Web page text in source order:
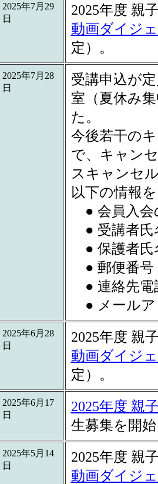
2025年7月29
日
2025年度 親
動画ダイジ
定）。
2025年7月28
日
受講申込が
室（夏休み
た。
今後若干の
で、キャン
スキャンセ
以下の情報
● 会員入会
● 受講者氏
● 保護者氏
● 郵便番号
● 連絡先電
● メールア
2025年6月28
日
2025年度 親
動画ダイジ
定）。
2025年6月17
日
2025年度 親
生募集を開
2025年5月14
日
2025年度 親
動画ダイジ